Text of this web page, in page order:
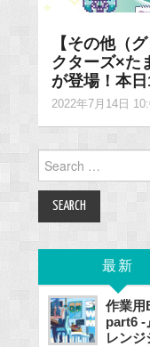
【その他（
クターズ×た
が登場！本
2022年7月14日
Search
for:
最新
作業用
part6 -
レンジ